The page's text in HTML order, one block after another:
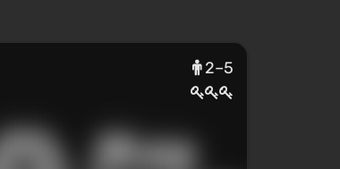
2–5